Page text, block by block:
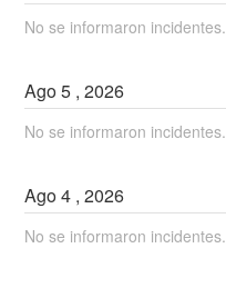
No se informaron incidentes.
Ago5 ,2026
No se informaron incidentes.
Ago4 ,2026
No se informaron incidentes.